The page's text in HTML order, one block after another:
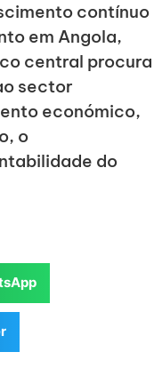
contínuo
em Angola,
central procura
sector
económico,
o
do